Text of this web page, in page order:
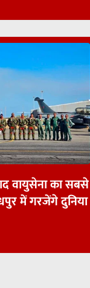
वायुसेना का सबसे
में गरजेंगे दुनिया